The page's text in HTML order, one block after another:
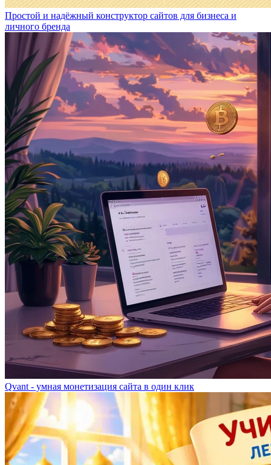
Простой и надёжный конструктор сайтов для бизнеса и
личного бренда
Qvant - умная монетизация сайта в один клик